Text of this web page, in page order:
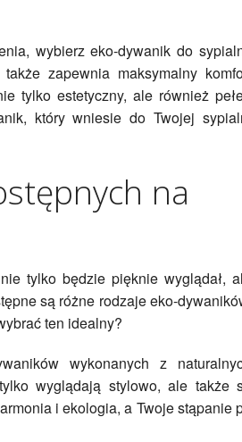
wybierz eko-dywanik do
zapewnia maksymalny
tylko estetyczny, ale również
który wniesie do Twojej
na
tylko będzie pięknie wyglądał,
są różne rodzaje eko-
ten idealny?
wykonanych z
wyglądają stylowo, ale także
i ekologia, a Twoje stąpanie